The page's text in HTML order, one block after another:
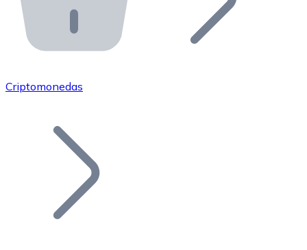
Bitnovo API
Integra nuestra API en tu ecosistema.
Únete a nuestra red de distribuidores.
Añade tu proyecto a nuestro ecosistema.
Criptomonedas